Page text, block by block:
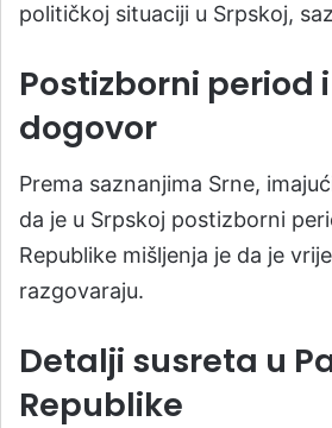
političkoj situaciji u Srpskoj,
Postizborni period
dogovor
Prema saznanjima Srne,
da je u Srpskoj postizborni
Republike mišljenja je da je
razgovaraju.
Detalji susreta u
Republike